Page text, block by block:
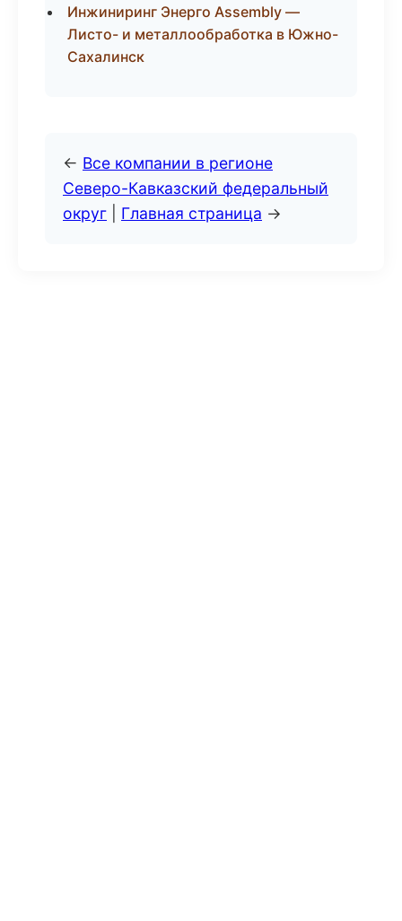
Инжиниринг Энерго Assembly —
Листо- и металлообработка в Южно-
Сахалинск
← Все компании в регионе
Северо-Кавказский федеральный
округ
Главная страница →